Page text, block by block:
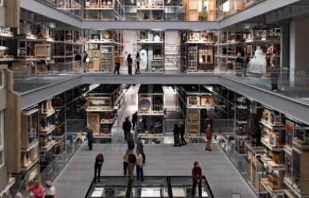
基金会主要通过资助和委任创作，在全球范围内支
持影像新作品的创作。